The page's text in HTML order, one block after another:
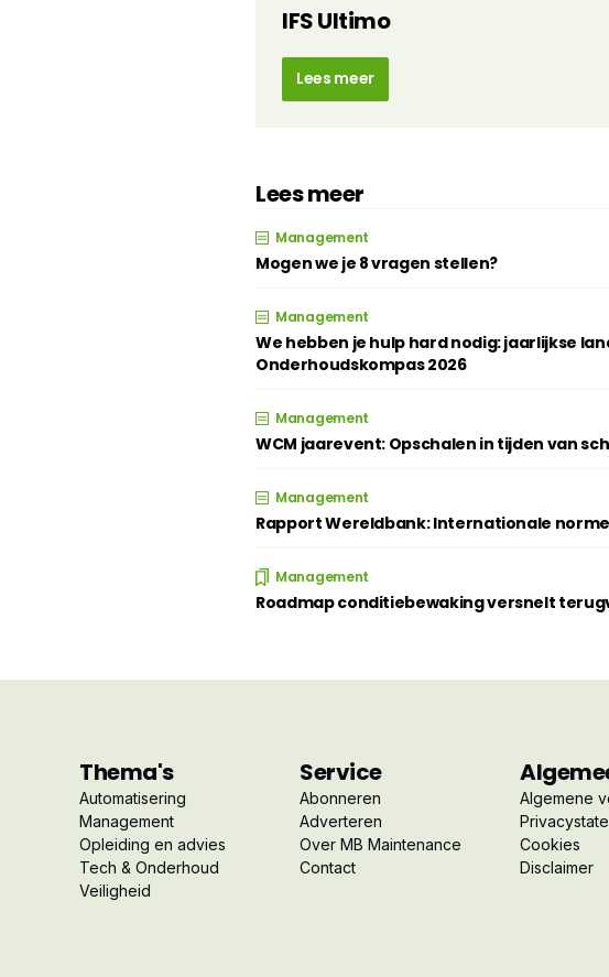
IFS Ultimo
Lees meer
Lees meer
Management
Mogen we je 8 vragen stellen?
Management
We hebben je hulp hard nodig: jaarlijkse
Onderhoudskompas 2026
Management
WCM jaarevent: Opschalen in tijden van
Management
Rapport Wereldbank: Internationale
Management
Roadmap conditiebewaking versnelt
Thema's
Automatisering
Management
Opleiding en advies
Tech & Onderhoud
Veiligheid
Service
Abonneren
Adverteren
Over MB Maintenance
Contact
Algemene
Cookies
Disclaimer